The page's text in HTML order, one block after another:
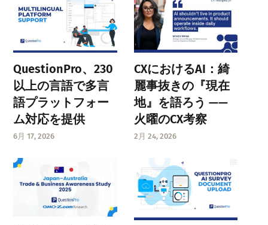
QuestionPro、230
以上の言語で多言
語プラットフォー
ム対応を提供
6月 17, 2026
CXにおけるAI：綺
麗事抜きの『現在
地』を語ろう ——
火曜のCX考察
2月 24, 2026